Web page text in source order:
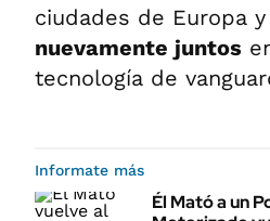
ciudades de Europa
nuevamente juntos
tecnología de
Informate más
Él Mató a un